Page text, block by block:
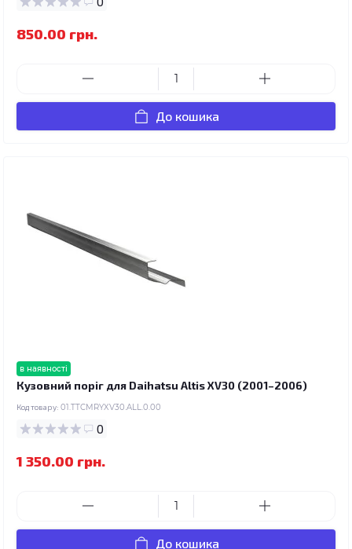
850.00 грн.
До кошика
в наявності
Кузовний поріг для Daihatsu Altis XV30 (2001–2006)
Код товару: 01.TTCMRYXV30.ALL.0.00
0
1 350.00 грн.
До кошика